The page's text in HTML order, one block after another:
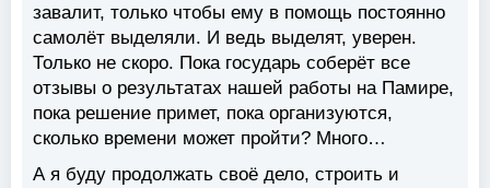
завалит, только чтобы ему в помощь постоянно
самолёт выделяли. И ведь выделят, уверен.
Только не скоро. Пока государь соберёт все
отзывы о результатах нашей работы на Памире,
пока решение примет, пока организуются,
сколько времени может пройти? Много…
А я буду продолжать своё дело, строить и